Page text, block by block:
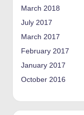
March 2018
July 2017
March 2017
February 2017
January 2017
October 2016